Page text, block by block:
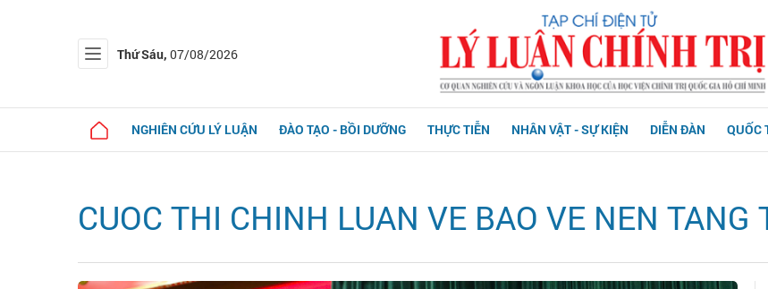
Thứ Sáu, 07/08/2026
NGHIÊN CỨU LÝ LUẬN ĐÀO TẠO - BỒI DƯỠNG THỰC TIỄN NHÂN VẬT - SỰ KIỆN DIỄN ĐÀN QUỐC
CUOC THI CHINH LUAN VE BAO VE NEN TANG